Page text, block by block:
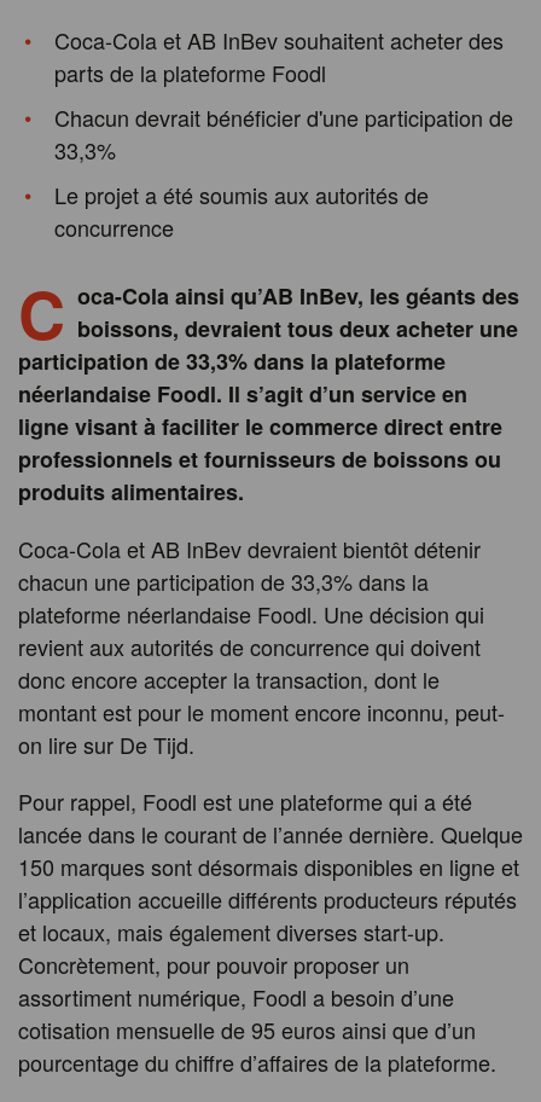
Coca-Cola et AB InBev souhaitent acheter des
parts de la plateforme Foodl
Chacun devrait bénéficier d'une participation de
33,3%
Le projet a été soumis aux autorités de
concurrence
C oca-Cola ainsi qu’AB InBev, les géants des
boissons, devraient tous deux acheter une
participation de 33,3% dans la plateforme
néerlandaise Foodl. Il s’agit d’un service en
ligne visant à faciliter le commerce direct entre
professionnels et fournisseurs de boissons ou
produits alimentaires.
Coca-Cola et AB InBev devraient bientôt détenir
chacun une participation de 33,3% dans la
plateforme néerlandaise Foodl. Une décision qui
revient aux autorités de concurrence qui doivent
donc encore accepter la transaction, dont le
montant est pour le moment encore inconnu, peut-
on lire sur De Tijd.
Pour rappel, Foodl est une plateforme qui a été
lancée dans le courant de l’année dernière. Quelque
150 marques sont désormais disponibles en ligne et
l’application accueille différents producteurs réputés
et locaux, mais également diverses start-up.
Concrètement, pour pouvoir proposer un
assortiment numérique, Foodl a besoin d’une
cotisation mensuelle de 95 euros ainsi que d’un
pourcentage du chiffre d’affaires de la plateforme.